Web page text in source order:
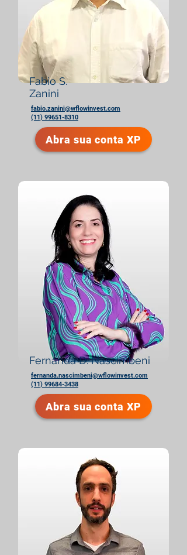
Fabio S.
Zanini
fabio.zanini@wflowinvest.com
(11) 99651-8310
Abra sua conta XP
Fernanda D. Nascimbeni
fernanda.nascimbeni@wflowinvest.com
(11) 99684-3438
Abra sua conta XP